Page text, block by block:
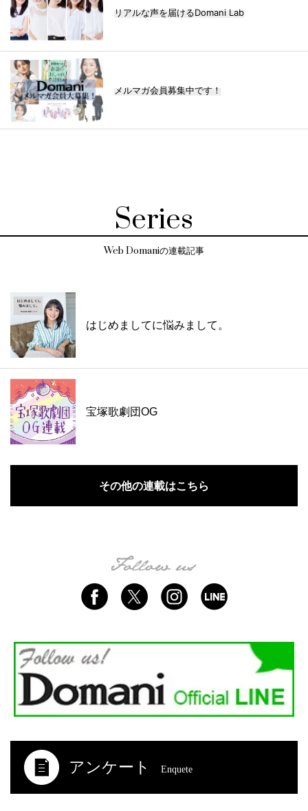
リアルな声を届けるDomani Lab
メルマガ会員募集中です！
Series
Web Domaniの連載記事
はじめましてに悩みまして。
宝塚歌劇団OG
その他の連載はこちら
アンケート Enquete